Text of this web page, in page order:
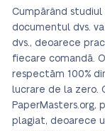
Cumpărând
documentul dvs.
dvs., deoarece
fiecare comandă.
respectăm 100%
lucrare de la zero.
plagiat, deoarece